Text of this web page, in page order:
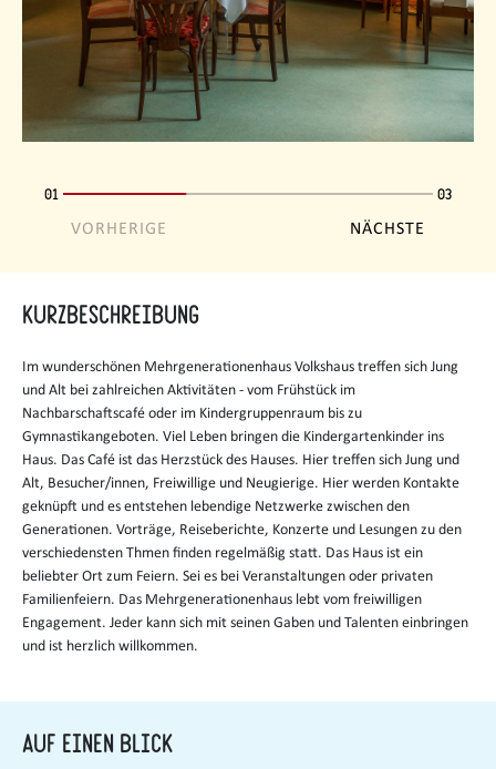
01 03
VORHERIGE NÄCHSTE
Kurzbeschreibung
Im wunderschönen Mehrgenerationenhaus Volkshaus treffen sich Jung
und Alt bei zahlreichen Aktivitäten - vom Frühstück im
Nachbarschaftscafé oder im Kindergruppenraum bis zu
Gymnastikangeboten. Viel Leben bringen die Kindergartenkinder ins
Haus. Das Café ist das Herzstück des Hauses. Hier treffen sich Jung und
Alt, Besucher/innen, Freiwillige und Neugierige. Hier werden Kontakte
geknüpft und es entstehen lebendige Netzwerke zwischen den
Generationen. Vorträge, Reiseberichte, Konzerte und Lesungen zu den
verschiedensten Thmen finden regelmäßig statt. Das Haus ist ein
beliebter Ort zum Feiern. Sei es bei Veranstaltungen oder privaten
Familienfeiern. Das Mehrgenerationenhaus lebt vom freiwilligen
Engagement. Jeder kann sich mit seinen Gaben und Talenten einbringen
und ist herzlich willkommen.
Auf einen Blick